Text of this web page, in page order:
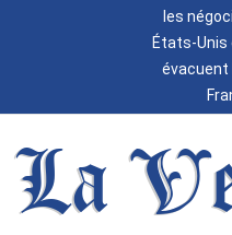
les
États-Unis
évacuent
La